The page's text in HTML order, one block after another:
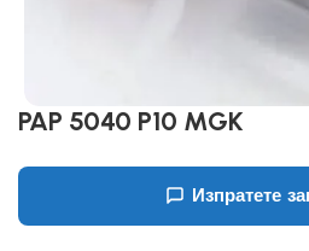
PAP 5040 P10 MGK
Изпратете